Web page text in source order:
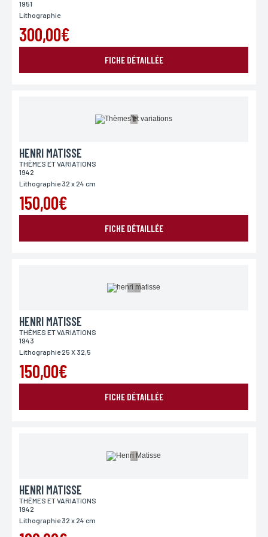
Pays
Si vous souhaitez recevoir une réponse personnalisée,
vous pouvez nous laisser votre pays.
ENVOYER MA DEMANDE
Conformément à la loi «informatique et Libertés» du 06,01,1978 modifié en 2004, vous pouvez
pour des motifs légitimes, au traitement informatiques de vos coordonnées, bénéficiez d’un
1951
Lithographie
300,00€
FICHE DÉTAILLÉE
HENRI MATISSE
THÈMES ET VARIATIONS
1942
Lithographie 32 x 24 cm
150,00€
FICHE DÉTAILLÉE
HENRI MATISSE
THÈMES ET VARIATIONS
1943
Lithographie 25 X 32,5
150,00€
FICHE DÉTAILLÉE
HENRI MATISSE
THÈMES ET VARIATIONS
1942
Lithographie 32 x 24 cm